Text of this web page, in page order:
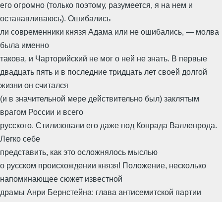
его огромно (только поэтому, разумеется, я на нем и
останавливаюсь). Ошибались
ли современники князя Адама или не ошибались, — молва
была именно
такова, и Чарторийский не мог о ней не знать. В первые
двадцать пять и в последние тридцать лет своей долгой
жизни он считался
(и в значительной мере действительно был) заклятым
врагом России и всего
русского. Стилизовали его даже под Конрада Валленрода.
Легко себе
представить, как это осложнялось мыслью
о русском происхождении князя! Положение, несколько
напоминающее сюжет известной
драмы Анри Бернстейна: глава антисемитской партии